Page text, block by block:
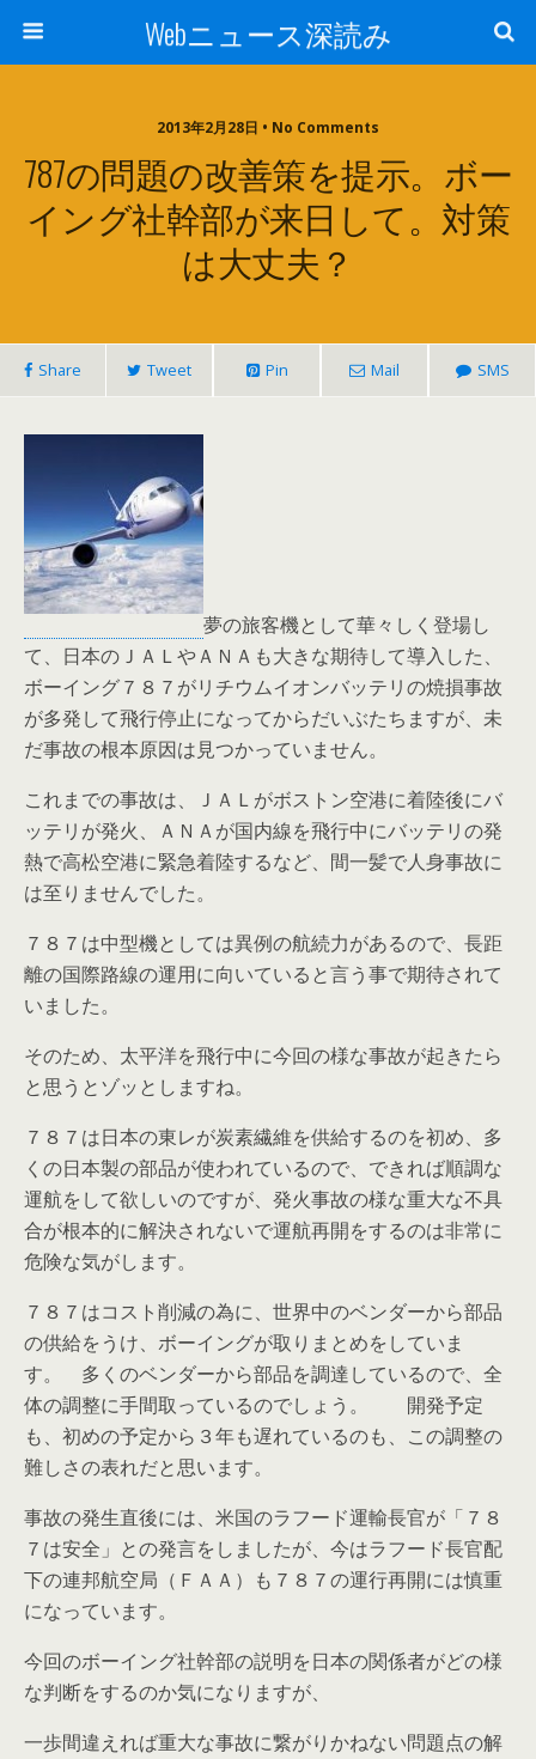
Webニュース深読み
2013年2月28日 • No Comments
787の問題の改善策を提示。ボー
イング社幹部が来日して。対策
は大丈夫？
Share Tweet Pin Mail SMS
夢の旅客機として華々しく登場し
て、日本のＪＡＬやＡＮＡも大きな期待して導入した、
ボーイング７８７がリチウムイオンバッテリの焼損事故
が多発して飛行停止になってからだいぶたちますが、未
だ事故の根本原因は見つかっていません。
これまでの事故は、ＪＡＬがボストン空港に着陸後にバ
ッテリが発火、ＡＮＡが国内線を飛行中にバッテリの発
熱で高松空港に緊急着陸するなど、間一髪で人身事故に
は至りませんでした。
７８７は中型機としては異例の航続力があるので、長距
離の国際路線の運用に向いていると言う事で期待されて
いました。
そのため、太平洋を飛行中に今回の様な事故が起きたら
と思うとゾッとしますね。
７８７は日本の東レが炭素繊維を供給するのを初め、多
くの日本製の部品が使われているので、できれば順調な
運航をして欲しいのですが、発火事故の様な重大な不具
合が根本的に解決されないで運航再開をするのは非常に
危険な気がします。
７８７はコスト削減の為に、世界中のベンダーから部品
の供給をうけ、ボーイングが取りまとめをしていま
す。 多くのベンダーから部品を調達しているので、全
体の調整に手間取っているのでしょう。 開発予定
も、初めの予定から３年も遅れているのも、この調整の
難しさの表れだと思います。
事故の発生直後には、米国のラフード運輸長官が「７８
７は安全」との発言をしましたが、今はラフード長官配
下の連邦航空局（ＦＡＡ）も７８７の運行再開には慎重
になっています。
今回のボーイング社幹部の説明を日本の関係者がどの様
な判断をするのか気になりますが、
一歩間違えれば重大な事故に繋がりかねない問題点の解